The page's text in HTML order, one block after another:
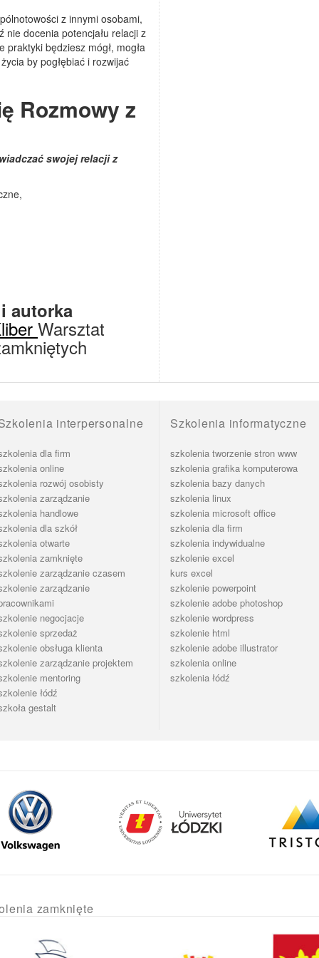
z innymi osobami,
nie docenia potencjału relacji z
praktyki będziesz mógł, mogła
by pogłębiać i rozwijać
Rozmowy z
swojej relacji z
autorka
Warsztat
interpersonalne
dla firm
online
rozwój osobisty
zarządzanie
handlowe
dla szkół
otwarte
zamknięte
zarządzanie czasem
zarządzanie
negocjacje
sprzedaż
obsługa klienta
zarządzanie projektem
mentoring
łódź
gestalt
Szkolenia informatyczne
szkolenia tworzenie stron www
szkolenia grafika komputerowa
szkolenia bazy danych
szkolenia linux
szkolenia microsoft office
szkolenia dla firm
szkolenia indywidualne
szkolenie excel
kurs excel
szkolenie powerpoint
szkolenie adobe photoshop
szkolenie wordpress
szkolenie html
szkolenie adobe illustrator
szkolenia online
szkolenia łódź
zamknięte